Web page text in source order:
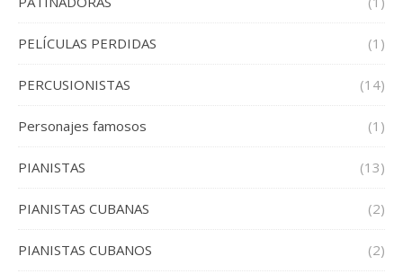
PELÍCULAS PERDIDAS (1)
PERCUSIONISTAS (14)
Personajes famosos (1)
PIANISTAS (13)
PIANISTAS CUBANAS (2)
PIANISTAS CUBANOS (2)